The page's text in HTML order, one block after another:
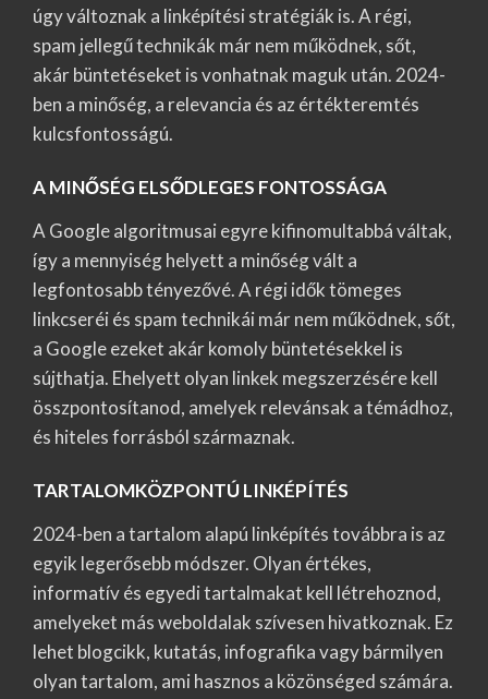
úgy változnak a linképítési stratégiák is. A régi,
spam jellegű technikák már nem működnek, sőt,
akár büntetéseket is vonhatnak maguk után. 2024-
ben a minőség, a relevancia és az értékteremtés
kulcsfontosságú.
A MINŐSÉG ELSŐDLEGES FONTOSSÁGA
A Google algoritmusai egyre kifinomultabbá váltak,
így a mennyiség helyett a minőség vált a
legfontosabb tényezővé. A régi idők tömeges
linkcseréi és spam technikái már nem működnek, sőt,
a Google ezeket akár komoly büntetésekkel is
sújthatja. Ehelyett olyan linkek megszerzésére kell
összpontosítanod, amelyek relevánsak a témádhoz,
és hiteles forrásból származnak.
TARTALOMKÖZPONTÚ LINKÉPÍTÉS
2024-ben a tartalom alapú linképítés továbbra is az
egyik legerősebb módszer. Olyan értékes,
informatív és egyedi tartalmakat kell létrehoznod,
amelyeket más weboldalak szívesen hivatkoznak. Ez
lehet blogcikk, kutatás, infografika vagy bármilyen
olyan tartalom, ami hasznos a közönséged számára.